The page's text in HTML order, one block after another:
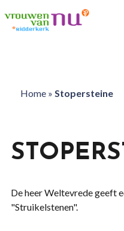
Home» Stopersteine
De heer Weltevrede geeft
"Struikelstenen".